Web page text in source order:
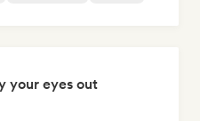
your eyes out